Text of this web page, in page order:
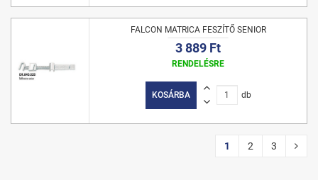
FALCON MATRICA FESZÍTŐ SENIOR
3 889 Ft
RENDELÉSRE
KOSÁRBA db
1 2 3